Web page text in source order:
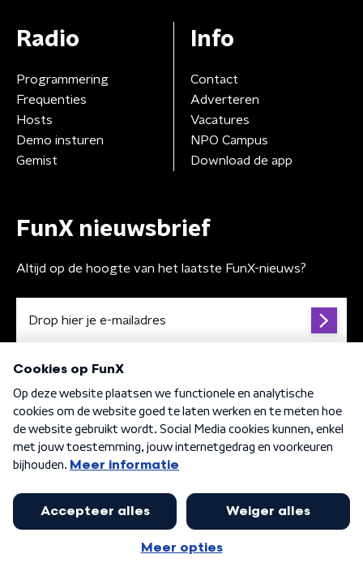
Radio
Programmering
Frequenties
Hosts
Demo insturen
Gemist
Info
Contact
Adverteren
Vacatures
NPO Campus
Download de app
FunX nieuwsbrief
Altijd op de hoogte van het laatste FunX-nieuws?
Algemene voorwaarden Privacybeleid